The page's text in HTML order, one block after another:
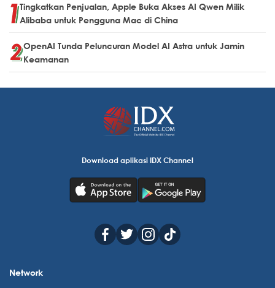
Tingkatkan Penjualan, Apple Buka Akses AI Qwen Milik
Alibaba untuk Pengguna Mac di China
OpenAI Tunda Peluncuran Model AI Astra untuk Jamin
Keamanan
Download aplikasi IDX Channel
Network